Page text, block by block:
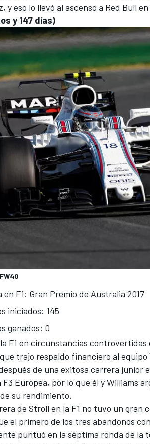
y eso lo llevó al ascenso a Red Bull en
y 147 días)
F1: Gran Premio de Australia 2017
iniciados: 145
ganados: 0
F1 en circunstancias
trajo respaldo financiero al equipo
de una exitosa carrera junior
F3 Europea, por lo que él y Williams
su rendimiento.
de Stroll en la F1 no tuvo un gran
el primero de los tres abandonos
puntuó en la séptima ronda de la